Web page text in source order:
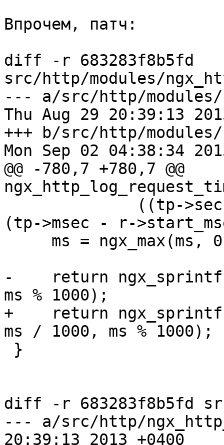
Впрочем, патч:
diff -r 683283f8b5fd
src/http/modules/
--- a/src/http/modules/
Thu Aug 29 20:39:13
+++ b/src/http/modules/
Mon Sep 02 04:38:34
@@ -780,7 +780,7 @@
(tp->msec - r-
-    return
ms % 1000);
+    return
ms / 1000, ms % 1000);
diff -r 683283f8b5fd
--- a/src/http/
20:39:13 2013 +0400